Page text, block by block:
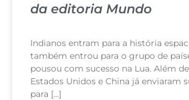
da editoria Mundo
Indianos entram para a história
também entrou para o grupo de
pousou com sucesso na Lua. Além
Estados Unidos e China já enviaram
para […]